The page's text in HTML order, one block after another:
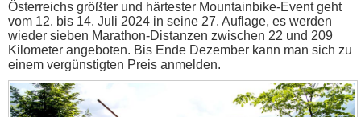
Österreichs größter und härtester Mountainbike-Event geht
vom 12. bis 14. Juli 2024 in seine 27. Auflage, es werden
wieder sieben Marathon-Distanzen zwischen 22 und 209
Kilometer angeboten. Bis Ende Dezember kann man sich zu
einem vergünstigten Preis anmelden.